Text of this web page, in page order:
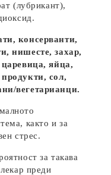
(лубрикант),
консерванти,
нишесте, захар,
яйца,
сол,
вегетарианци.
както и за
стрес.
за такава
преди